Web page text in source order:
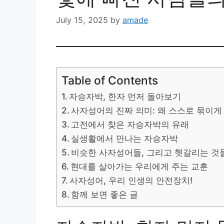
July 15, 2025 by amade
Table of Contents
자승자박, 한자 먼저 돌아보기
사자성어의 진짜 의미: 왜 스스로 묶이게
고전에서 찾은 자승자박의 유래
실생활에서 만나는 자승자박
비슷한 사자성어들, 그리고 헷갈리는 것
현대를 살아가는 우리에게 주는 교훈
사자성어, 우리 인생의 안전장치!
함께 보면 좋은 글